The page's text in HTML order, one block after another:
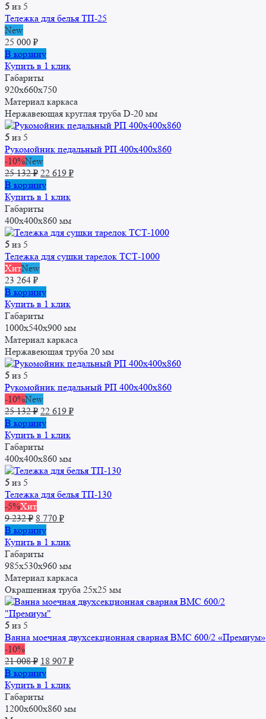
5 из 5
Тележка для белья ТП-25
New
25 000 ₽
В корзину
Купить в 1 клик
Габариты
920x660x750
Материал каркаса
Нержавеющая круглая труба D-20 мм
5 из 5
Рукомойник педальный РП 400x400x860
-10%New
25 132₽ Первоначальная
цена
составляла
25
132 ₽.
22 619 ₽Текущая
В корзину
Купить в 1 клик
Габариты
400x400x860 мм
5 из 5
Тележка для сушки тарелок ТСТ-1000
ХитNew
23 264 ₽
В корзину
Купить в 1 клик
Габариты
1000x540x900 мм
Материал каркаса
Нержавеющая труба 20 мм
5 из 5
Рукомойник педальный РП 400x400x860
-10%New
25 132₽ Первоначальная
цена
составляла
25
132 ₽.
22 619 ₽Текущая
В корзину
Купить в 1 клик
Габариты
400x400x860 мм
5 из 5
Тележка для белья ТП-130
-5%Хит
9 232₽ Первоначальная
цена
составляла
9
232 ₽.
8 770 ₽Текущая
8
В корзину
Купить в 1 клик
Габариты
985х530х960 мм
Материал каркаса
Окрашенная труба 25x25 мм
5 из 5
Ванна моечная двухсекционная сварная ВМС 600/2 «Премиум»
-10%
21 008₽ Первоначальная
цена
составляла
21
008 ₽.
18 907 ₽Текущая
В корзину
Купить в 1 клик
Габариты
1200х600х860 мм